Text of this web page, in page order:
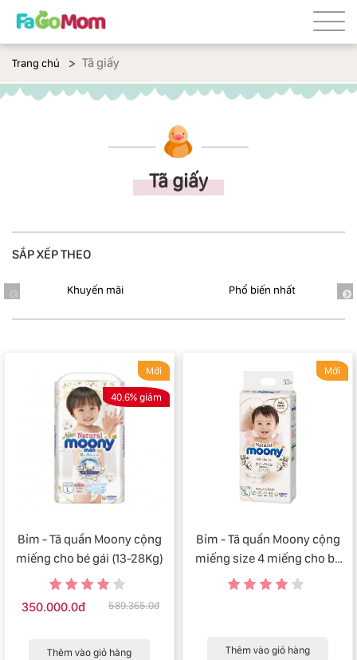
Trang chủ Tã giấy
Tã giấy
SẮP XẾP THEO
Khuyến mãi Phổ biến nhất
Mới
40.6% giảm
Bỉm - Tã quần Moony cộng
miếng cho bé gái (13-28Kg)
350.000.0đ 589.365.0đ
Thêm vào giỏ hàng
Mới
Bỉm - Tã quần Moony cộng
miếng size 4 miếng cho bé
gái (13-28Kg)
Thêm vào giỏ hàng